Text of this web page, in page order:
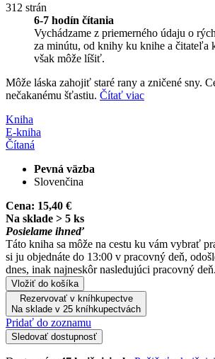
312 strán
6-7 hodín čítania
Vychádzame z priemerného údaju o
za minútu, od knihy ku knihe a čitateľa
však môže líšiť.
Môže láska zahojiť staré rany a zničené sny.
nečakanému šťastiu. Čítať viac
Kniha
E-kniha
Čítaná
Pevná väzba
Slovenčina
Cena: 15,40 €
Na sklade > 5 ks
Posielame ihneď
Táto kniha sa môže na cestu ku vám vybrať
si ju objednáte do 13:00 v pracovný deň,
dnes, inak najneskôr nasledujúci pracovný deň.
Vložiť do košíka
Rezervovať v kníhkupectve
Na sklade v 25 kníhkupectvách
Pridať do zoznamu
Sledovať dostupnosť